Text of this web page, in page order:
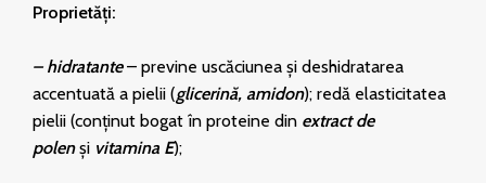
Proprietăți:
– hidratante– previne uscăciunea și deshidratarea
accentuată a pielii (glicerină, amidon); redă elasticitatea
pielii (conținut bogat în proteine din extract de
polenși vitamina E);